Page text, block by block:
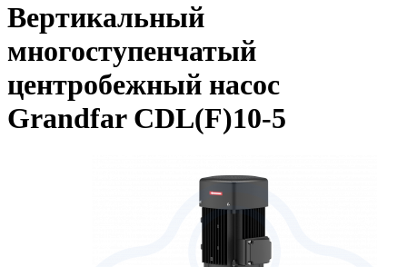
Вертикальный
многоступенчатый
центробежный насос
Grandfar CDL(F)10-5